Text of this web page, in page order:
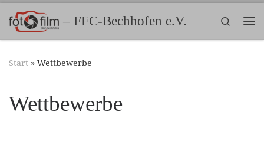
Zum Inhalt springen– FFC-Bechhofen e.V.
Search
Start » Wettbewerbe
Wettbewerbe